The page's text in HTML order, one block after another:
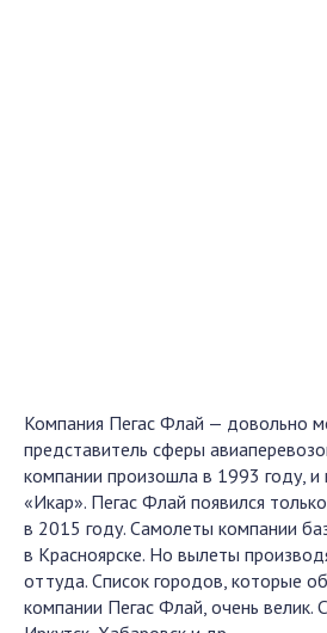
Компания Пегас Флай — довольно
представитель сферы
компании произошла в 1993 году, и
«Икар». Пегас Флай появился только
в 2015 году. Самолеты компании
в Красноярске. Но вылеты
оттуда. Список городов, которые
компании Пегас Флай, очень